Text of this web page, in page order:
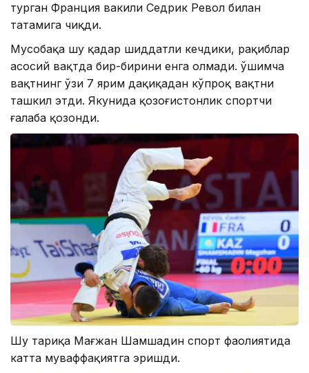
турган Франция вакили Седрик Револ билан
татамига чиқди.
Мусобақа шу қадар шиддатли кечдики, рақиблар
асосий вақтда бир-бирини енга олмади. Қўшимча
вақтнинг ўзи 7 ярим дақиқадан кўпроқ вақтни
ташкил этди. Якунида қозоғистонлик спортчи
ғалаба қозонди.
Шу тариқа Мағжан Шамшадин спорт фаолиятида
катта муваффақиятга эришди.